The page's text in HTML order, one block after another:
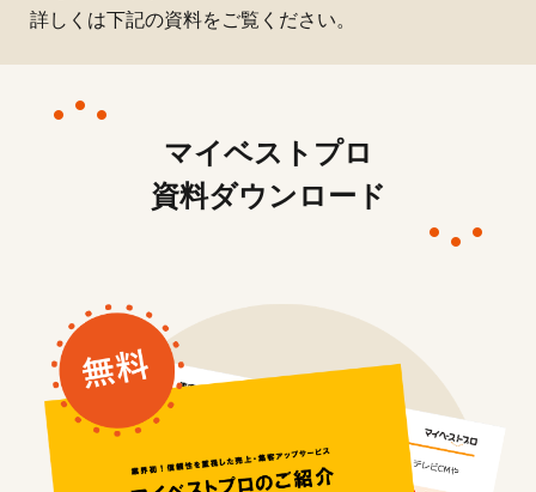
詳しくは下記の資料をご覧ください。
マイベストプロ
資料ダウンロード